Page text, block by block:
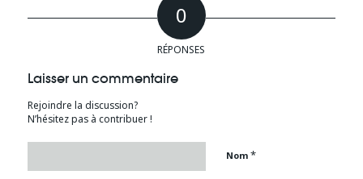
0
RÉPONSES
Laisser un commentaire
Rejoindre la discussion?
N’hésitez pas à contribuer !
Nom *